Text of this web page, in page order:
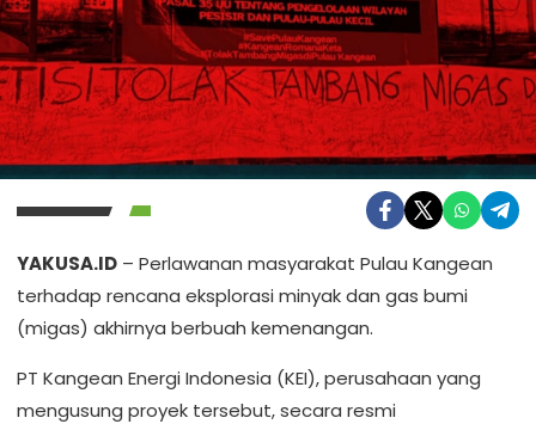
YAKUSA.ID – Perlawanan masyarakat Pulau Kangean
terhadap rencana eksplorasi minyak dan gas bumi
(migas) akhirnya berbuah kemenangan.
PT Kangean Energi Indonesia (KEI), perusahaan yang
mengusung proyek tersebut, secara resmi